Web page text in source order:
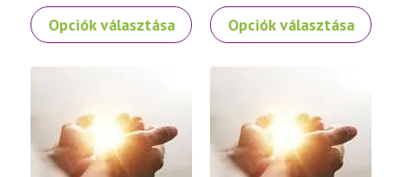
Opciók választása
Ennek
a
van.
változatok
Opciók választása
Ennek
a
van.
változatok